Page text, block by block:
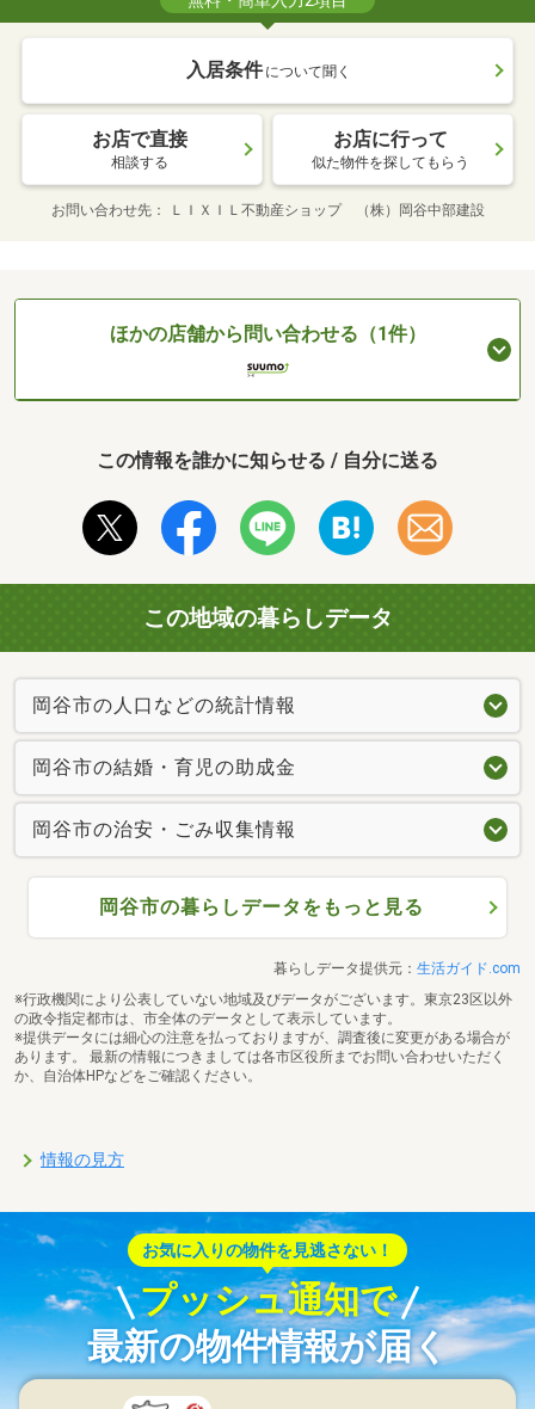
入居条件 について聞く
お店で直接
相談する
お店に行って
似た物件を探してもらう
お問い合わせ先 ＬＩＸＩＬ不動産ショップ （株）岡谷中部建設
ほかの店舗から問い合わせる（1件）
この情報を誰かに知らせる / 自分に送る
この地域の暮らしデータ
岡谷市の人口などの統計情報
岡谷市の結婚・育児の助成金
岡谷市の治安・ごみ収集情報
岡谷市の暮らしデータをもっと見る
暮らしデータ提供元： 生活ガイド.com
※行政機関により公表していない地域及びデータがございます。東京23区以外
の政令指定都市は、市全体のデータとして表示しています。
※提供データには細心の注意を払っておりますが、調査後に変更がある場合が
あります。 最新の情報につきましては各市区役所までお問い合わせいただく
か、自治体HPなどをご確認ください。
情報の見方
お気に入りの物件を見逃さない！
プッシュ通知で
最新の物件情報が届く